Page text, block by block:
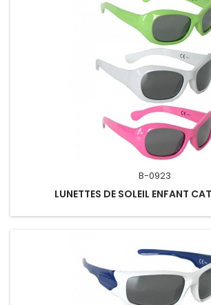
B-0923
LUNETTES DE SOLEIL ENFANT